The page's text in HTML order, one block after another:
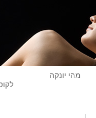
מהי יונקה